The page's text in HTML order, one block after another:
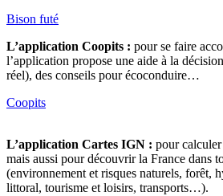
Bison futé
L’application Coopits : pour se faire
l’application propose une aide à la
réel), des conseils pour écoconduire…
Coopits
L’application Cartes IGN : pour
mais aussi pour découvrir la France dans
(environnement et risques naturels, forêt,
littoral, tourisme et loisirs, transports…).